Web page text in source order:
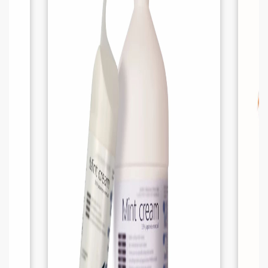
Hygiène optimale :
Permet de maintenir
une bonne propreté des trayons,
réduisant ainsi le risque de
contaminations.
Douceur et confort :
Le coton doux
garantit un contact respectueux et
agréable avec la peau délicate des vaches.
Économique et pratique :
lavettes pour une utilisation régulière,
évitant les achats fréquents.
Facilité d’entretien :Lavables et
réutilisables, offrant ainsi une solution